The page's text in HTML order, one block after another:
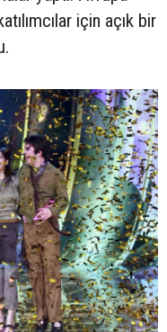
için açık bir